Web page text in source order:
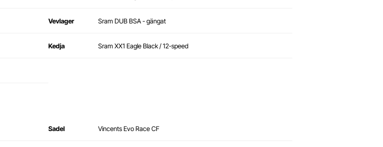
Vevlager Sram DUB BSA - gängat
Kedja Sram XX1 Eagle Black / 12-speed
Sadel Vincents Evo Race CF